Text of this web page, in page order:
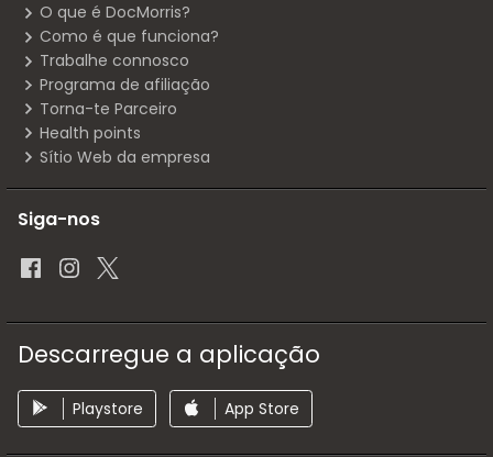
O que é DocMorris?
Como é que funciona?
Trabalhe connosco
Programa de afiliação
Torna-te Parceiro
Health points
Sítio Web da empresa
Siga-nos
Descarregue a aplicação
Playstore App Store